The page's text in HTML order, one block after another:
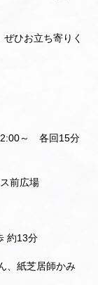
ひお立ち寄りく
～ 各回15分
前広場
約13分
、紙芝居師かみ